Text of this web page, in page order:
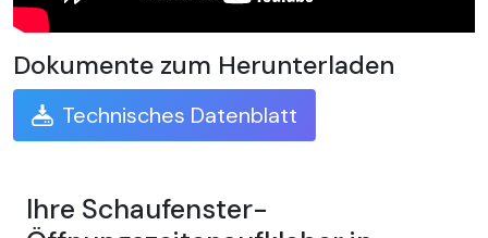
Dokumente zum Herunterladen
Technisches Datenblatt
Ihre Schaufenster-